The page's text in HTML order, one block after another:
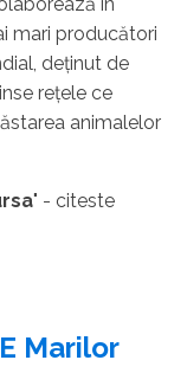
mari producători
deţinut de
reţele ce
animalelor
" - citeste
Marilor